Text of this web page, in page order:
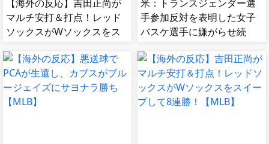
【海外の反応】吉田正尚が
マルチ安打＆打点！レッド
ソックスがWソックスをス
米：トランスジェンダー選
手参加反対を表明した女子
バスケ選手に嫌がらせ続
肘鉄を顔面に食らう[海外の
反応]